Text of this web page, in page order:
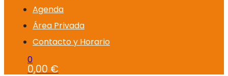
Agenda
Área Privada
Contacto y Horario
0
0,00 €